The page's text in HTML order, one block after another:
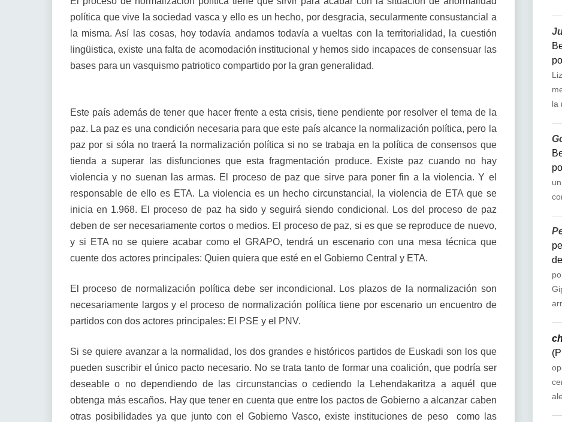
política que vive la sociedad vasca y ello es un hecho, por desgracia, secularmente consustancial a
la misma. Así las cosas, hoy todavía andamos todavía a vueltas con la territorialidad, la cuestión
lingüistica, existe una falta de acomodación institucional y hemos sido incapaces de consensuar las
bases para un vasquismo patriotico compartido por la gran generalidad.
Este país además de tener que hacer frente a esta crisis, tiene pendiente por resolver el tema de la
paz. La paz es una condición necesaria para que este país alcance la normalización política, pero la
paz por si sóla no traerá la normalización política si no se trabaja en la política de consensos que
tienda a superar las disfunciones que esta fragmentación produce. Existe paz cuando no hay
violencia y no suenan las armas. El proceso de paz que sirve para poner fin a la violencia. Y el
responsable de ello es ETA. La violencia es un hecho circunstancial, la violencia de ETA que se
inicia en 1.968. El proceso de paz ha sido y seguirá siendo condicional. Los del proceso de paz
deben de ser necesariamente cortos o medios. El proceso de paz, si es que se reproduce de nuevo,
y si ETA no se quiere acabar como el GRAPO, tendrá un escenario con una mesa técnica que
cuente dos actores principales: Quien quiera que esté en el Gobierno Central y ETA.
El proceso de normalización política debe ser incondicional. Los plazos de la normalización son
necesariamente largos y el proceso de normalización política tiene por escenario un encuentro de
partidos con dos actores principales: El PSE y el PNV.
Si se quiere avanzar a la normalidad, los dos grandes e históricos partidos de Euskadi son los que
pueden suscribir el único pacto necesario. No se trata tanto de formar una coalición, que podría ser
deseable o no dependiendo de las circunstancias o cediendo la Lehendakaritza a aquél que
obtenga más escaños. Hay que tener en cuenta que entre los pactos de Gobierno a alcanzar caben
otras posibilidades ya que junto con el Gobierno Vasco, existe instituciones de peso como las
la